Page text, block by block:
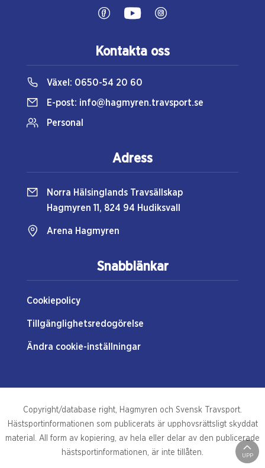
250629 Kval
250629 Kval Premie
250608 Kval Premie
250521 Kval
Snabblänkar
Cookiepolicy
Tillgänglighetsredogörelse
Ändra cookie-inställningar
Kontakta oss
Växel: 0650-54 20 60
E-post: info@hagmyren.travsport.se
Personal
Adress
Norra Hälsinglands Travsällskap
Hagmyren 11, 824 94 Hudiksvall
Arena Hagmyren
UPP
Copyright/database right, Hagmyren och Svensk Travsport.
Hästsportinformationen som publicerats är upphovsrättsligt skyddat
material. All form av kopiering, av hela eller delar av den publicerade
hästsportinformationen, är inte tillåten.